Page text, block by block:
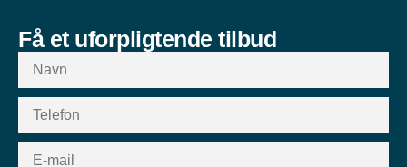
Få et uforpligtende tilbud